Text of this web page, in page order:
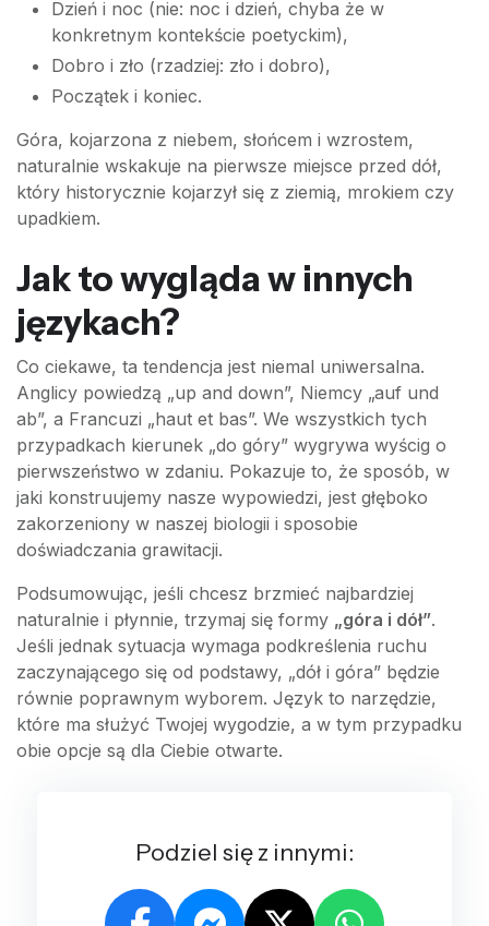
Dzień i noc (nie: noc i dzień, chyba że w
konkretnym kontekście poetyckim),
Dobro i zło (rzadziej: zło i dobro),
Początek i koniec.
Góra, kojarzona z niebem, słońcem i wzrostem,
naturalnie wskakuje na pierwsze miejsce przed dół,
który historycznie kojarzył się z ziemią, mrokiem czy
upadkiem.
Jak to wygląda w innych
językach?
Co ciekawe, ta tendencja jest niemal uniwersalna.
Anglicy powiedzą „up and down”, Niemcy „auf und
ab”, a Francuzi „haut et bas”. We wszystkich tych
przypadkach kierunek „do góry” wygrywa wyścig o
pierwszeństwo w zdaniu. Pokazuje to, że sposób, w
jaki konstruujemy nasze wypowiedzi, jest głęboko
zakorzeniony w naszej biologii i sposobie
doświadczania grawitacji.
Podsumowując, jeśli chcesz brzmieć najbardziej
naturalnie i płynnie, trzymaj się formy „góra i dół”.
Jeśli jednak sytuacja wymaga podkreślenia ruchu
zaczynającego się od podstawy, „dół i góra” będzie
równie poprawnym wyborem. Język to narzędzie,
które ma służyć Twojej wygodzie, a w tym przypadku
obie opcje są dla Ciebie otwarte.
Podziel się z innymi: